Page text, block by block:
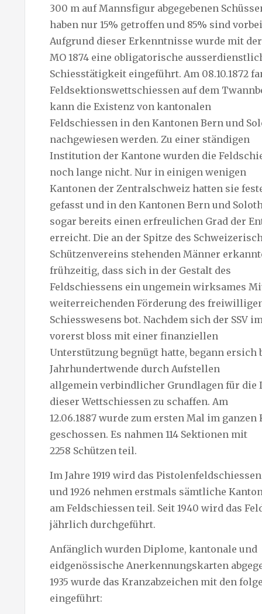
300 m auf Mannsfigur abgegebenen
haben nur 15% getroffen und 85% sind
Aufgrund dieser Erkenntnisse wurde mit der
MO 1874 eine obligatorische
Schiesstätigkeit eingeführt. Am 08.10.1872
Feldsektionswettschiessen auf dem
kann die Existenz von kantonalen
Feldschiessen in den Kantonen Bern und
nachgewiesen werden. Zu einer ständigen
Institution der Kantone wurden die
noch lange nicht. Nur in einigen wenigen
Kantonen der Zentralschweiz hatten sie
gefasst und in den Kantonen Bern und
sogar bereits einen erfreulichen Grad der
erreicht. Die an der Spitze des
Schützenvereins stehenden Männer
frühzeitig, dass sich in der Gestalt des
Feldschiessens ein ungemein wirksames
weiterreichenden Förderung des
Schiesswesens bot. Nachdem sich der SSV
vorerst bloss mit einer finanziellen
Unterstützung begnügt hatte, begann ersich
Jahrhundertwende durch Aufstellen
allgemein verbindlicher Grundlagen für die
dieser Wettschiessen zu schaffen. Am
12.06.1887 wurde zum ersten Mal im ganzen
geschossen. Es nahmen 114 Sektionen mit
2258 Schützen teil.
Im Jahre 1919 wird das
und 1926 nehmen erstmals sämtliche
am Feldschiessen teil. Seit 1940 wird das
jährlich durchgeführt.
Anfänglich wurden Diplome, kantonale und
eidgenössische Anerkennungskarten
1935 wurde das Kranzabzeichen mit den
eingeführt: